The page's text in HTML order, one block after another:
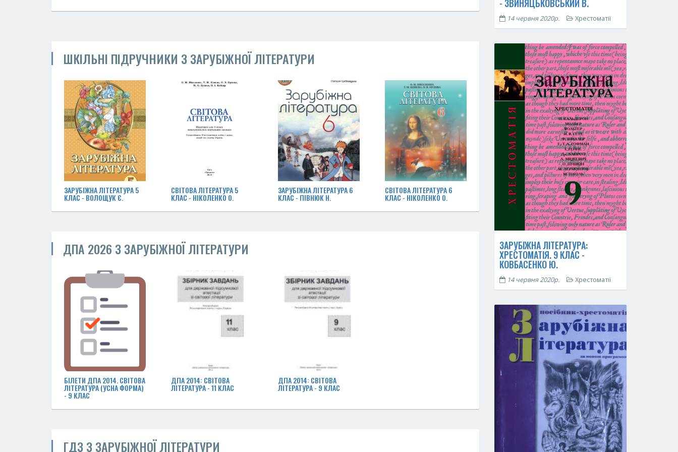
ШКІЛЬНІ ПІДРУЧНИКИ З ЗАРУБІЖНОЇ ЛІТЕРАТУРИ
ЗАРУБІЖНА ЛІТЕРАТУРА 5
КЛАС - ВОЛОЩУК Є.
СВІТОВА ЛІТЕРАТУРА 5
КЛАС - НІКОЛЕНКО О.
ЗАРУБІЖНА ЛІТЕРАТУРА 6
КЛАС - ПІВНЮК Н.
СВІТОВА ЛІТЕРАТУРА 6
КЛАС - НІКОЛЕНКО О.
ДПА 2026 З ЗАРУБІЖНОЇ ЛІТЕРАТУРИ
БІЛЕТИ ДПА 2014. СВІТОВА
ЛІТЕРАТУРА (УСНА ФОРМА)
- 9 КЛАС
ДПА 2014: СВІТОВА
ЛІТЕРАТУРА - 11 КЛАС
ДПА 2014: СВІТОВА
ЛІТЕРАТУРА - 9 КЛАС
ГДЗ З ЗАРУБІЖНОЇ ЛІТЕРАТУРИ
- ЗВИНЯЦЬКОВСЬКИЙ В.
14 червня 2020р. Хрестоматії
ЗАРУБІЖНА ЛІТЕРАТУРА:
ХРЕСТОМАТІЯ. 9 КЛАС -
КОВБАСЕНКО Ю.
14 червня 2020р. Хрестоматії